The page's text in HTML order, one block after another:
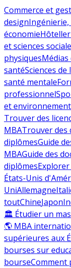
Commerce et
design
économie
et sciences
physiques
santéSciences
santé mentale
professionnel
et environnement
Trouver des
MBATrouver des
diplômesGuide
MBAGuide des
diplômes
États-Unis
UniAllemagne
toutChineJapon
🏛 Étudier un
🌎 MBA
supérieures aux
bourses sur
bourseComment